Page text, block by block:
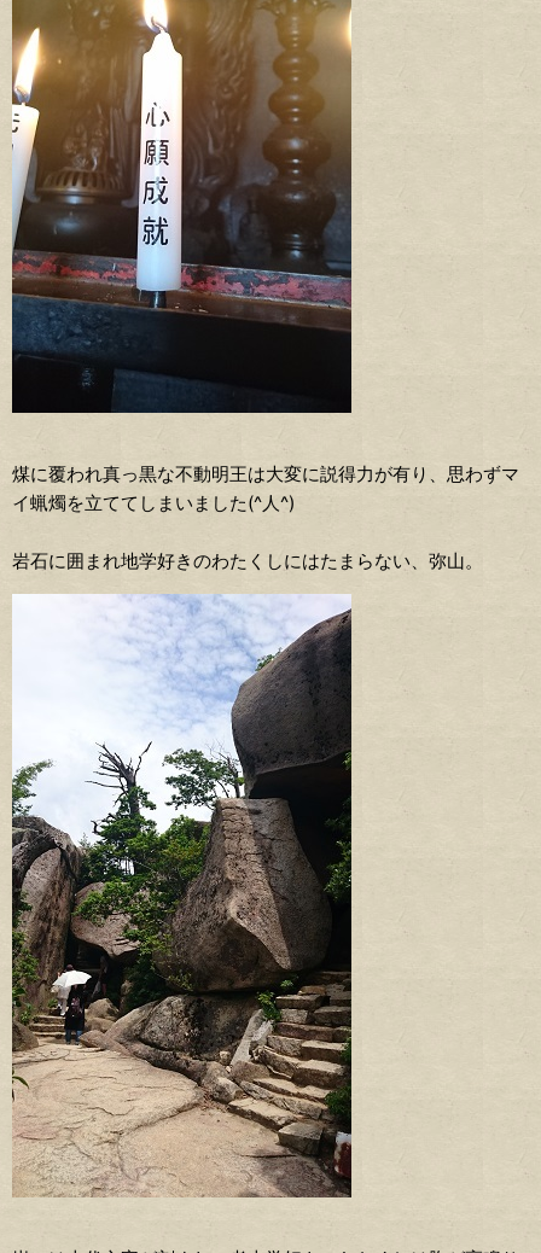
煤に覆われ真っ黒な不動明王は大変に説得力が有り、思わずマ
イ蝋燭を立ててしまいました(^人^)
岩石に囲まれ地学好きのわたくしにはたまらない、弥山。